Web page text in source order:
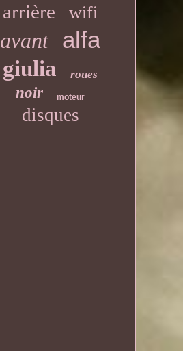
arrière wifi
avant alfa
giulia roues
noir moteur
disques